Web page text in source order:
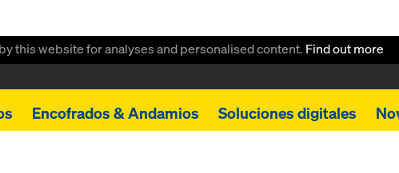
this website for analyses and personalised content. Find out more
Encofrados & Andamios Soluciones digitales